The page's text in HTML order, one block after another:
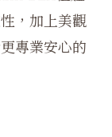
，加上美觀
專業安心的